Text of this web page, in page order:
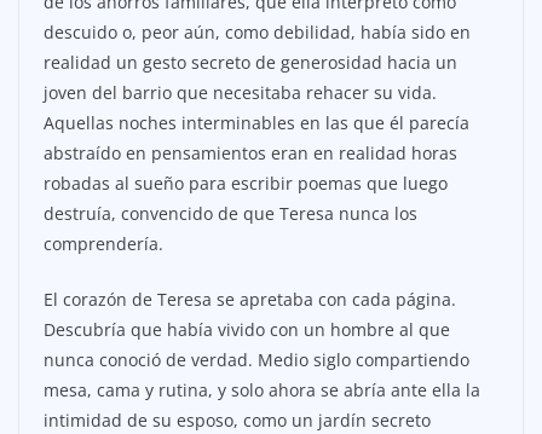
descuido o, peor aún, como debilidad, había sido en
realidad un gesto secreto de generosidad hacia un
joven del barrio que necesitaba rehacer su vida.
Aquellas noches interminables en las que él parecía
abstraído en pensamientos eran en realidad horas
robadas al sueño para escribir poemas que luego
destruía, convencido de que Teresa nunca los
comprendería.
El corazón de Teresa se apretaba con cada página.
Descubría que había vivido con un hombre al que
nunca conoció de verdad. Medio siglo compartiendo
mesa, cama y rutina, y solo ahora se abría ante ella la
intimidad de su esposo, como un jardín secreto